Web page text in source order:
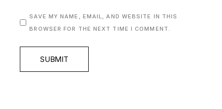
SAVE MY NAME, EMAIL, AND WEBSITE IN THIS
BROWSER FOR THE NEXT TIME I COMMENT.
SUBMIT